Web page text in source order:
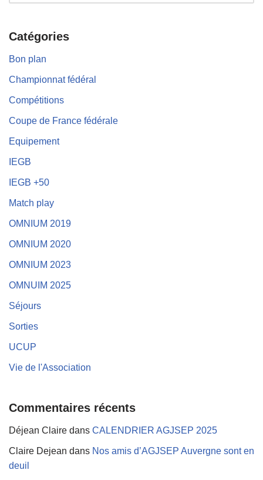
Catégories
Bon plan
Championnat fédéral
Compétitions
Coupe de France fédérale
Equipement
IEGB
IEGB +50
Match play
OMNIUM 2019
OMNIUM 2020
OMNIUM 2023
OMNUIM 2025
Séjours
Sorties
UCUP
Vie de l'Association
Commentaires récents
Déjean Claire dans CALENDRIER AGJSEP 2025
Claire Dejean dans Nos amis d’AGJSEP Auvergne sont en
deuil